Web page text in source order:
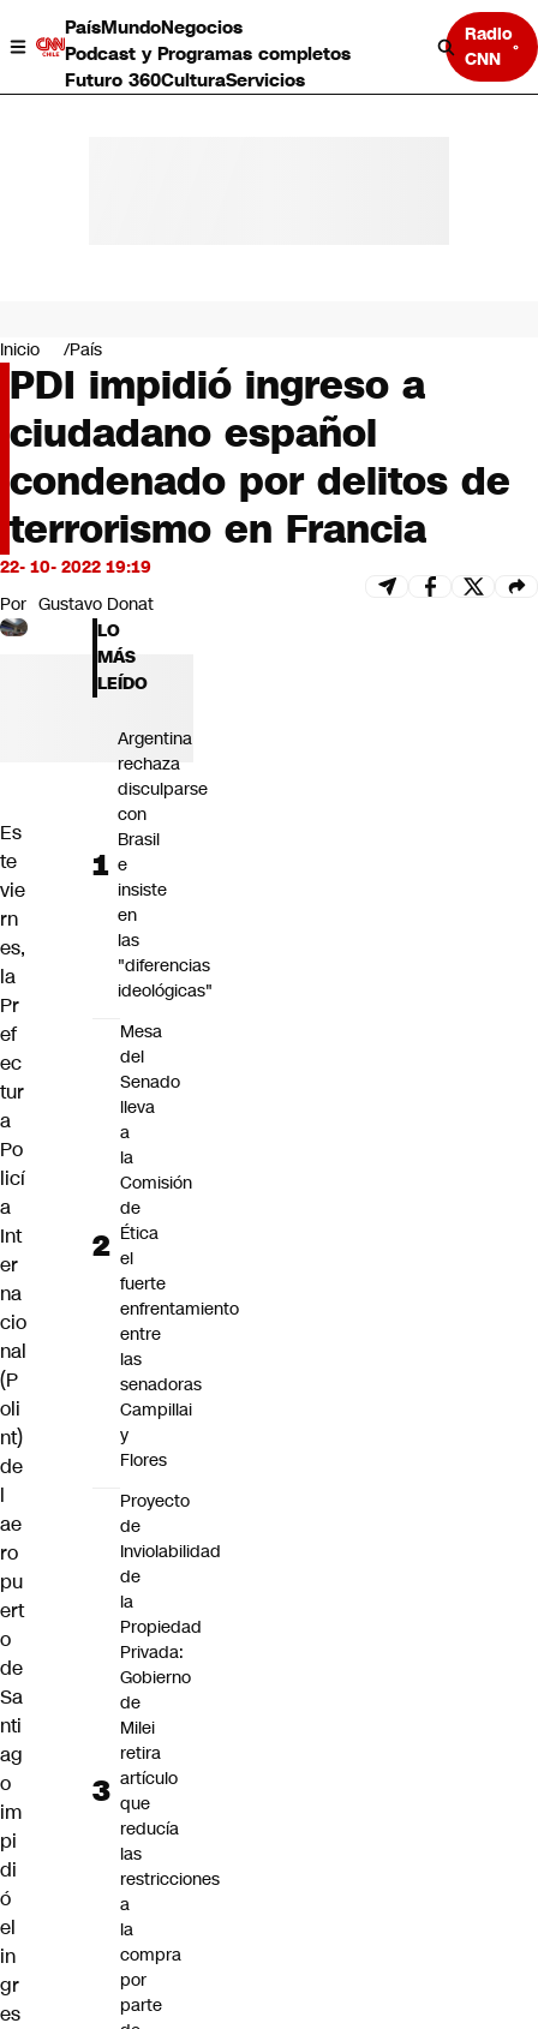
PaísMundoNegocios
Podcast y Programas completos
Futuro 360CulturaServicios
Radio
CNN
Negocios
Deportes
Programas completos
Cultura
Servicios
Bits
CNN tiempo
Futuro 360
Inicio País
PDI impidió ingreso a
ciudadano español
condenado por delitos de
terrorismo en Francia
22- 10- 2022 19:19
Por Gustavo Donat
Es
te
vie
rn
es,
la
Pr
ef
ec
tur
a
Po
licí
a
Int
er
na
cio
nal
(P
oli
nt)
de
l
ae
ro
pu
ert
o
de
Sa
nti
ag
o
im
pi
di
ó
el
in
gr
es
LO
MÁS
LEÍDO
Argentina
rechaza
disculparse
con
Brasil
e
insiste
en
las
"diferencias
ideológicas"
Mesa
del
Senado
lleva
a
la
Comisión
de
Ética
el
fuerte
enfrentamiento
entre
las
senadoras
Campillai
y
Flores
Proyecto
de
Inviolabilidad
de
la
Propiedad
Privada:
Gobierno
de
Milei
retira
artículo
que
reducía
las
restricciones
a
la
compra
por
parte